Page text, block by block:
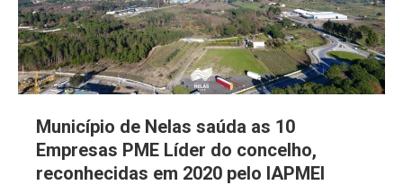
Município de Nelas saúda as 10
Empresas PME Líder do concelho,
reconhecidas em 2020 pelo IAPMEI